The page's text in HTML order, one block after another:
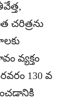
చరిత్రను
వ్యక్తం
130 వ